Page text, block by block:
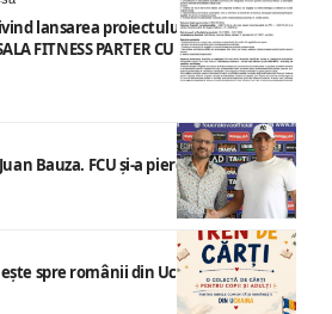
lansarea proiectului cu titlul
FITNESS PARTER CU SUPANTA SI
Bauza. FCU și-a pierdut vedeta
spre românii din Ucraina